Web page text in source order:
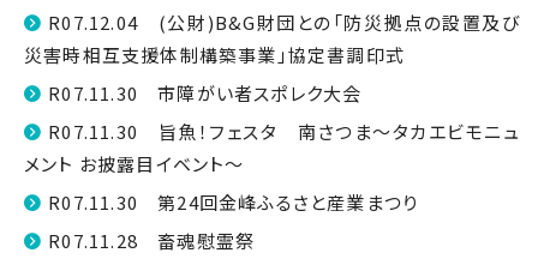
R07.12.04 (公財)B&G財団との「防災拠点の設置及び
災害時相互支援体制構築事業」協定書調印式
R07.11.30 市障がい者スポレク大会
R07.11.30 旨魚！フェスタ 南さつま～タカエビモニュ
メント お披露目イベント～
R07.11.30 第24回金峰ふるさと産業まつり
R07.11.28 畜魂慰霊祭